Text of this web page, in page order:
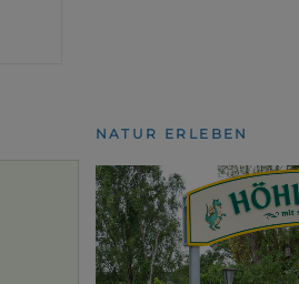
NATUR ERLEBEN